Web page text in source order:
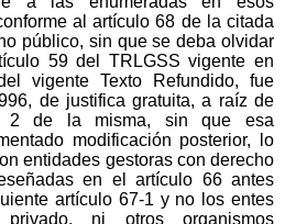
al artículo 68 de la citada
público, sin que se deba olvidar
59 del TRLGSS vigente en
vigente Texto Refundido, fue
de justifica gratuita, a raíz de
2 de la misma, sin que esa
modificación posterior, lo
entidades gestoras con derecho
en el artículo 66 antes
artículo 67-1 y no los entes
ni otros organismos